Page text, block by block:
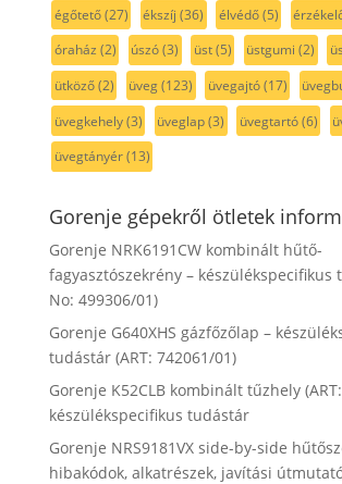
égőtető(27) ékszíj (36) élvédő(5)
óraház (2) úszó(3) üst(5) üstgumi (2)
ütköző(2) üveg(123) üvegajtó(17)
üvegkehely(3) üveglap(3) üvegtartó(6)
üvegtányér(13)
Gorenje gépekről ötletek
Gorenje NRK6191CW kombinált hűtő-
fagyasztószekrény – készülékspecifikus
No: 499306/01)
Gorenje G640XHS gázfőzőlap –
tudástár (ART: 742061/01)
Gorenje K52CLB kombinált tűzhely
készülékspecifikus tudástár
Gorenje NRS9181VX side-by-side
hibakódok, alkatrészek, javítási